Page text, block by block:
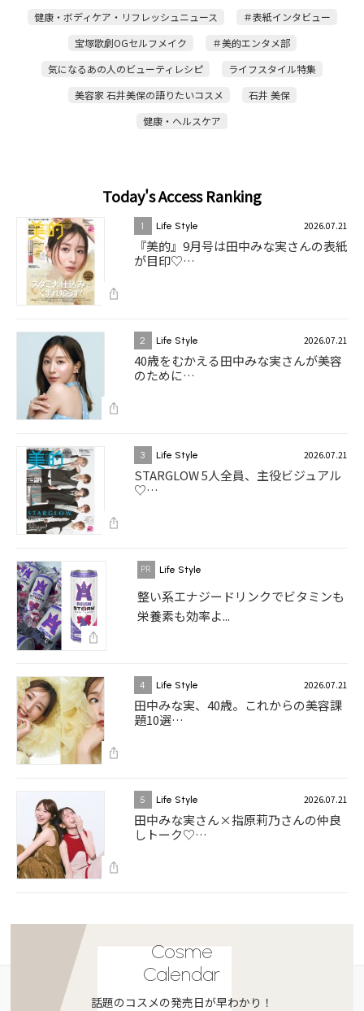
健康・ボディケア・リフレッシュニュース
＃表紙インタビュー
宝塚歌劇OGセルフメイク
＃美的エンタメ部
気になるあの人のビューティレシピ
ライフスタイル特集
美容家 石井美保の語りたいコスメ
石井 美保
健康・ヘルスケア
Today's Access Ranking
1 Life Style 2026.07.21
『美的』9月号は田中みな実さんの表紙
が目印♡…
2 Life Style 2026.07.21
40歳をむかえる田中みな実さんが美容
のために…
3 Life Style 2026.07.21
STARGLOW 5人全員、主役ビジュアル
♡…
Life Style
整い系エナジードリンクでビタミンも
栄養素も効率よ...
4 Life Style 2026.07.21
田中みな実、40歳。これからの美容課
題10選…
5 Life Style 2026.07.21
田中みな実さん×指原莉乃さんの仲良
しトーク♡…
Cosme
Calendar
話題のコスメの発売日が早わかり！